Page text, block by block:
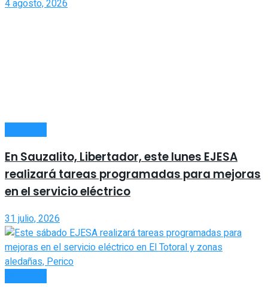
4 agosto, 2026
En Sauzalito, Libertador, este lunes EJESA
realizará tareas programadas para mejoras
en el servicio eléctrico
31 julio, 2026